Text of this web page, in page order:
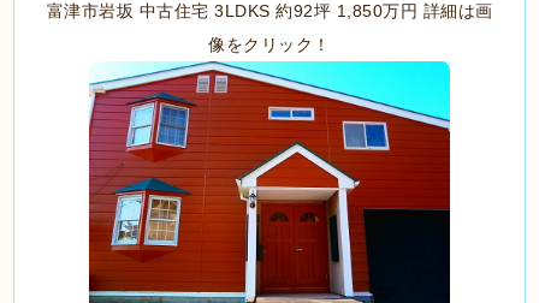
富津市岩坂 中古住宅 3LDKS 約92坪 1,850万円 詳細は画
像をクリック！